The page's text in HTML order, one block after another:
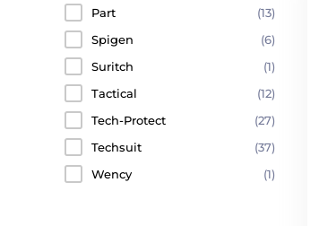
Part
(13)
Spigen
(6)
Suritch
(1)
Tactical
(12)
Tech-Protect
(27)
Techsuit
(37)
Wency
(1)